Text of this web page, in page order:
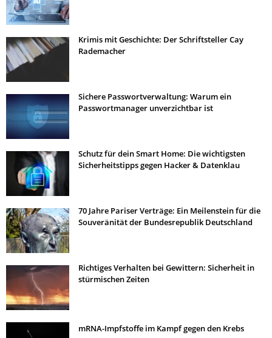
Krimis mit Geschichte: Der Schriftsteller Cay
Rademacher
Sichere Passwortverwaltung: Warum ein
Passwortmanager unverzichtbar ist
Schutz für dein Smart Home: Die wichtigsten
Sicherheitstipps gegen Hacker & Datenklau
70 Jahre Pariser Verträge: Ein Meilenstein für die
Souveränität der Bundesrepublik Deutschland
Richtiges Verhalten bei Gewittern: Sicherheit in
stürmischen Zeiten
mRNA-Impfstoffe im Kampf gegen den Krebs